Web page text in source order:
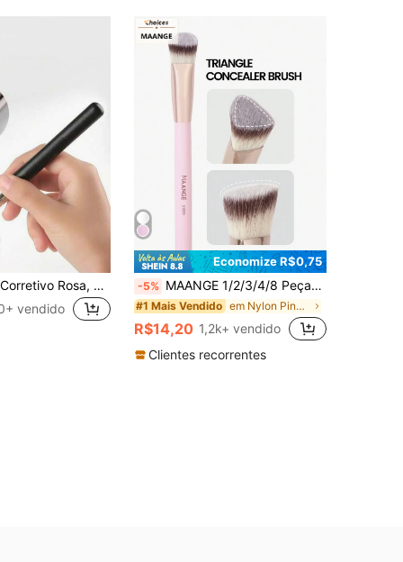
1 Peça Pincel Corretivo Rosa, Pincel Kabuki de Contorno de Nariz de Alta Qualidade, Pincel de Maquiagem Facial Denso e Perfeito, Pincel Corretivo Sem Marcas de Pincel, Pincel de Base em Pó para Iniciantes, Pincel Corretivo Angulado Macio para Olheiras e Maquiagem Detalhada dos Olhos, Adequado para Misturar Líquido, Amaciar, Modelar, Pó Mineral
vendido
Economize R$0,75
-5% MAANGE 1/2/3/4/8 Peças Conjunto de Pincéis de Maquiagem Triangulares, Pincéis de Maquiagem Degradê Portáteis Incluindo Pincel de Base, Pincel de Blush, Pincel de Pó, Pincel de Contorno, Pincel Iluminador, Ferramenta de Maquiagem de Viagem, Presente para Mulheres e Meninas
#1 Mais Vendido em Nylon Pincéis faciais
R$14,20 1,2k+ vendido
Clientes recorrentes